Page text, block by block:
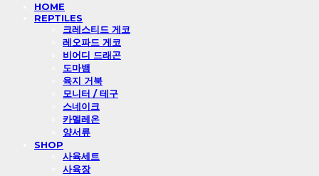
HOME
REPTILES
크레스티드 게코
레오파드 게코
비어디 드래곤
도마뱀
육지 거북
모니터 / 테구
스네이크
카멜레온
양서류
SHOP
사육세트
사육장